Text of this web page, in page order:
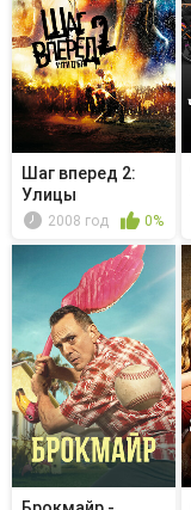
Шаг вперед 2:
Улицы
2008 год 0%